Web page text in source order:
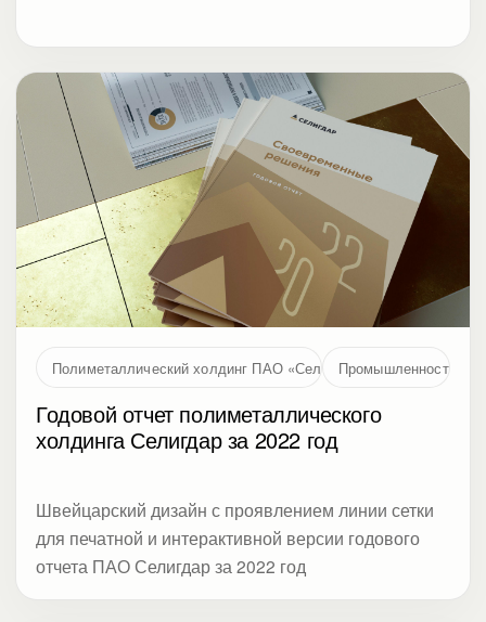
Полиметаллический холдинг ПАО «Селигдар»Промышленность
Годовой отчет полиметаллического
холдинга Селигдар за 2022 год
Швейцарский дизайн с проявлением линии сетки
для печатной и интерактивной версии годового
отчета ПАО Селигдар за 2022 год